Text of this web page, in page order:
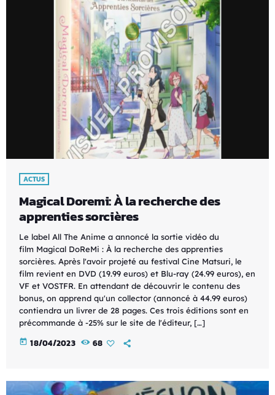
ACTUS
Magical Doremi: À la recherche des
apprenties sorcières
Le label All The Anime a annoncé la sortie vidéo du
film Magical DoReMi : À la recherche des apprenties
sorcières. Après l'avoir projeté au festival Cine Matsuri, le
film revient en DVD (19.99 euros) et Blu-ray (24.99 euros), en
VF et VOSTFR. En attendant de découvrir le contenu des
bonus, on apprend qu'un collector (annoncé à 44.99 euros)
contiendra un livrer de 28 pages. Ces trois éditions sont en
précommande à -25% sur le site de l'éditeur, […]
today 18/04/2023 68